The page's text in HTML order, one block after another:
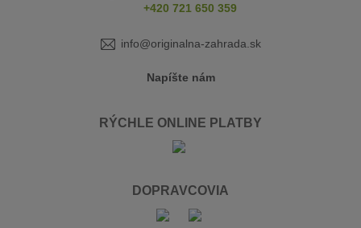
+420 721 650 359
info@originalna-zahrada.sk
Napíšte nám
RÝCHLE ONLINE PLATBY
DOPRAVCOVIA